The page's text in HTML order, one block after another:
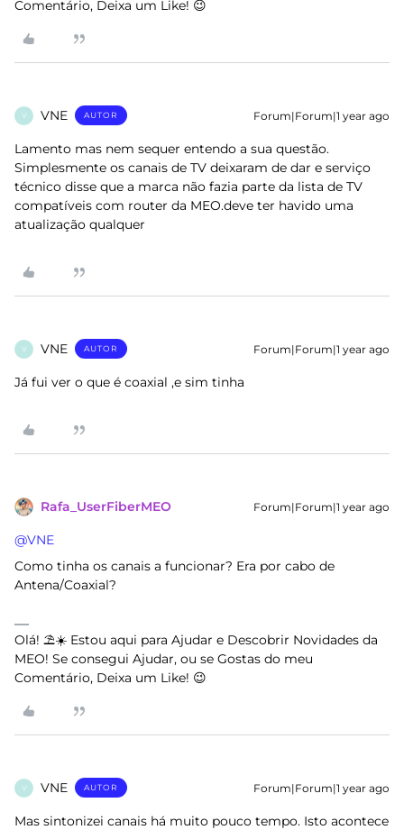
Comentário, Deixa um Like! 😉
V VNE AUTOR Forum|Forum|1 year ago
Lamento mas nem sequer entendo a sua questão.
Simplesmente os canais de TV deixaram de dar e serviço
técnico disse que a marca não fazia parte da lista de TV
compatíveis com router da MEO.deve ter havido uma
atualização qualquer
V VNE AUTOR Forum|Forum|1 year ago
Já fui ver o que é coaxial ,e sim tinha
Rafa_UserFiberMEO Forum|Forum|1 year ago
@VNE
Como tinha os canais a funcionar? Era por cabo de
Antena/Coaxial?
Olá! ⛱️☀️ Estou aqui para Ajudar e Descobrir Novidades da
MEO! Se consegui Ajudar, ou se Gostas do meu
Comentário, Deixa um Like! 😉
V VNE AUTOR Forum|Forum|1 year ago
Mas sintonizei canais há muito pouco tempo. Isto acontece